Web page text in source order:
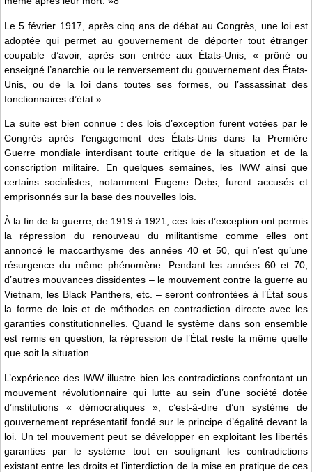
Le 5 février 1917, après cinq ans de débat au Congrès, une loi est
adoptée qui permet au gouvernement de déporter tout étranger
coupable d’avoir, après son entrée aux États-Unis, « prôné ou
enseigné l’anarchie ou le renversement du gouvernement des États-
Unis, ou de la loi dans toutes ses formes, ou l’assassinat des
fonctionnaires d’état ».
La suite est bien connue : des lois d’exception furent votées par le
Congrès après l’engagement des États-Unis dans la Première
Guerre mondiale interdisant toute critique de la situation et de la
conscription militaire. En quelques semaines, les IWW ainsi que
certains socialistes, notamment Eugene Debs, furent accusés et
emprisonnés sur la base des nouvelles lois.
À la fin de la guerre, de 1919 à 1921, ces lois d’exception ont permis
la répression du renouveau du militantisme comme elles ont
annoncé le maccarthysme des années 40 et 50, qui n’est qu’une
résurgence du même phénomène. Pendant les années 60 et 70,
d’autres mouvances dissidentes – le mouvement contre la guerre au
Vietnam, les Black Panthers, etc. – seront confrontées à l’État sous
la forme de lois et de méthodes en contradiction directe avec les
garanties constitutionnelles. Quand le système dans son ensemble
est remis en question, la répression de l’État reste la même quelle
que soit la situation.
L’expérience des IWW illustre bien les contradictions confrontant un
mouvement révolutionnaire qui lutte au sein d’une société dotée
d’institutions « démocratiques », c’est-à-dire d’un système de
gouvernement représentatif fondé sur le principe d’égalité devant la
loi. Un tel mouvement peut se développer en exploitant les libertés
garanties par le système tout en soulignant les contradictions
existant entre les droits et l’interdiction de la mise en pratique de ces